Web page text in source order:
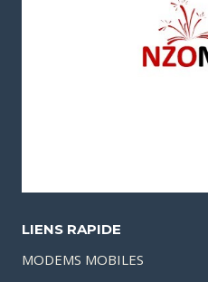
LIENS RAPIDE
MODEMS MOBILES